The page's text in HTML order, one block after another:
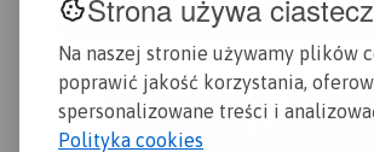
Strona używa
Na naszej stronie używamy plików
poprawić jakość korzystania,
spersonalizowane treści i
Polityka cookies